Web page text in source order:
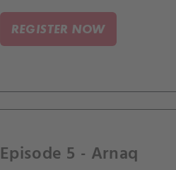
REGISTER NOW
Episode 5 - Arnaq